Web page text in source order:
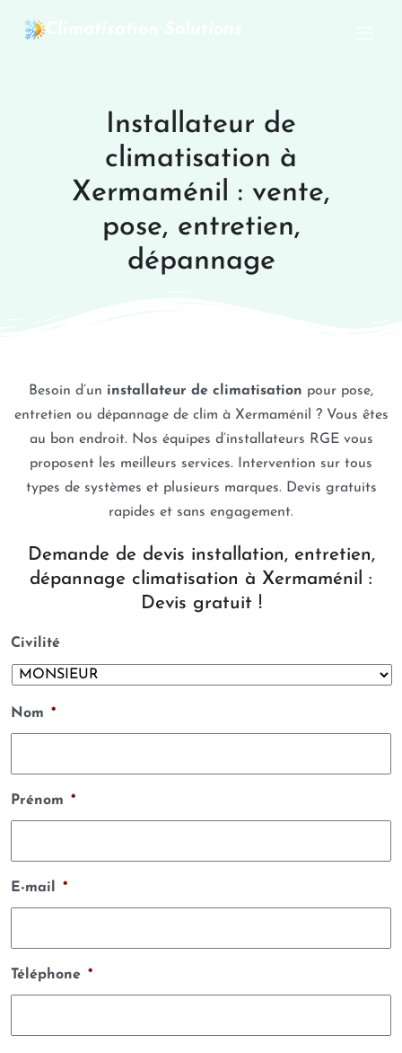
Installateur de
climatisation à
Xermaménil : vente,
pose, entretien,
dépannage
Besoin d’un installateur de climatisation pour pose,
entretien ou dépannage de clim à Xermaménil ? Vous êtes
au bon endroit. Nos équipes d’installateurs RGE vous
proposent les meilleurs services. Intervention sur tous
types de systèmes et plusieurs marques. Devis gratuits
rapides et sans engagement.
Demande de devis installation, entretien,
dépannage climatisation à Xermaménil :
Devis gratuit !
Civilité
Nom *
Prénom *
E-mail *
Téléphone *